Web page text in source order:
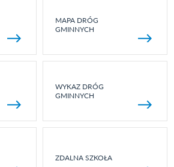
MAPA DRÓG
GMINNYCH
WYKAZ DRÓG
GMINNYCH
ZDALNA SZKOŁA